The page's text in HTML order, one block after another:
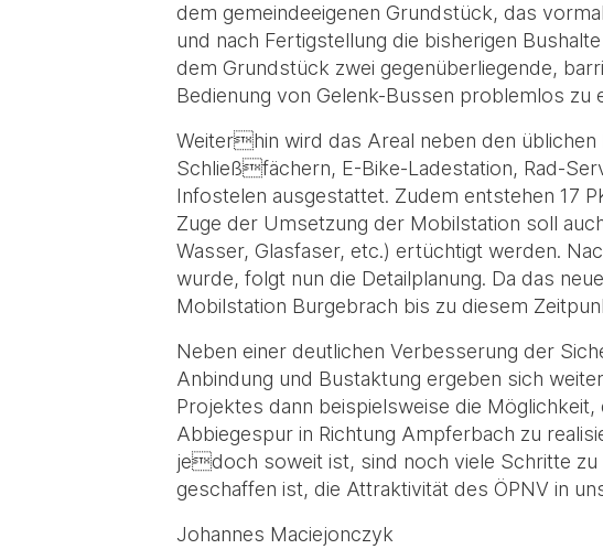
dem gemeindeeigenen Grundstück, das
und nach Fertigstellung die bisherigen
dem Grundstück zwei gegenüberliegende,
Bedienung von Gelenk-Bussen problemlos zu
Weiterhin wird das Areal neben den
Schließfächern, E-Bike-Ladestation, Rad-
Infostelen ausgestattet. Zudem entstehen 17
Zuge der Umsetzung der Mobilstation soll
Wasser, Glasfaser, etc.) ertüchtigt werden.
wurde, folgt nun die Detailplanung. Da das
Mobilstation Burgebrach bis zu diesem
Neben einer deutlichen Verbesserung der
Anbindung und Bustaktung ergeben sich
Projektes dann beispielsweise die
Abbiegespur in Richtung Ampferbach zu
jedoch soweit ist, sind noch viele Schritte zu
geschaffen ist, die Attraktivität des ÖPNV in
Johannes Maciejonczyk